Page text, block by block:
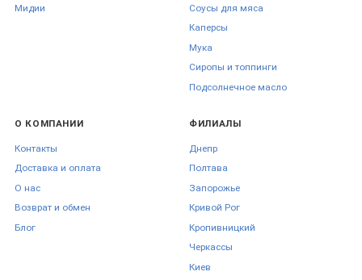
Преимущества заказа
овощных консервов в
Интернет-магазин обеспечивает прямые поставки от европейских и
каждой банки.
Клиенты получают:
позиции (артишоки на гриле, кимчи) и базовые продукты
(горошек, кукуруза) в одном заказе.
Специальные цены на крупные
Мидии
Соусы для мяса
Каперсы
Мука
Сиропы и топпинги
Подсолнечное масло
О КОМПАНИИ
Контакты
Доставка и оплата
О нас
Возврат и обмен
Блог
ФИЛИАЛЫ
Днепр
Полтава
Запорожье
Кривой Рог
Кропивницкий
Черкаcсы
Киев